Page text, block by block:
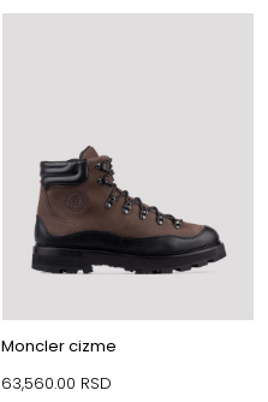
Moncler cizme
63,560.00 RSD